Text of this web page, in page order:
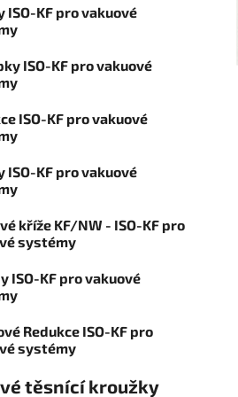
ISO-KF pro vakuové
ISO-KF pro vakuové
ISO-KF pro vakuové
ISO-KF pro vakuové
kříže KF/NW - ISO-KF pro
systémy
ISO-KF pro vakuové
Redukce ISO-KF pro
systémy
těsnící kroužky